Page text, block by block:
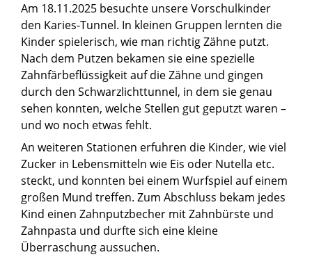
Am 18.11.2025 besuchte unsere Vorschulkinder
den Karies-Tunnel. In kleinen Gruppen lernten die
Kinder spielerisch, wie man richtig Zähne putzt.
Nach dem Putzen bekamen sie eine spezielle
Zahnfärbeflüssigkeit auf die Zähne und gingen
durch den Schwarzlichttunnel, in dem sie genau
sehen konnten, welche Stellen gut geputzt waren –
und wo noch etwas fehlt.
An weiteren Stationen erfuhren die Kinder, wie viel
Zucker in Lebensmitteln wie Eis oder Nutella etc.
steckt, und konnten bei einem Wurfspiel auf einem
großen Mund treffen. Zum Abschluss bekam jedes
Kind einen Zahnputzbecher mit Zahnbürste und
Zahnpasta und durfte sich eine kleine
Überraschung aussuchen.